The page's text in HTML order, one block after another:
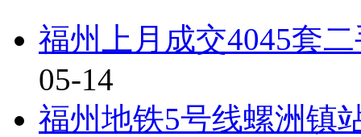
福州上月成交4045套
05-14
福州地铁5号线螺洲镇